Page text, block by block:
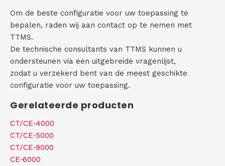
Om de beste configuratie voor uw toepassing te
bepalen, raden wij aan contact op te nemen met
TTMS.
De technische consultants van TTMS kunnen u
ondersteunen via een uitgebreide vragenlijst,
zodat u verzekerd bent van de meest geschikte
configuratie voor uw toepassing.
Gerelateerde producten
CT/CE‑4000
CT/CE‑5000
CT/CE‑9000
CE‑6000